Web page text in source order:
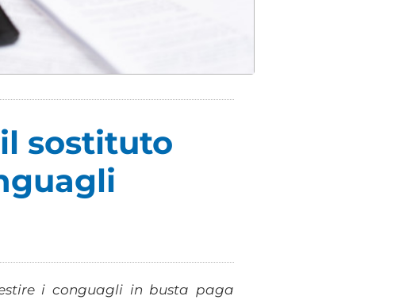
sostituto
i conguagli in busta paga